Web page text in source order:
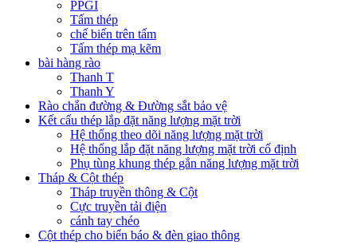
PPGI
Tấm thép
chế biến trên tấm
Tấm thép mạ kẽm
bài hàng rào
Thanh T
Thanh Y
Rào chắn đường & Đường sắt bảo vệ
Kết cấu thép lắp đặt năng lượng mặt trời
Hệ thống theo dõi năng lượng mặt trời
Hệ thống lắp đặt năng lượng mặt trời cố định
Phụ tùng khung thép gắn năng lượng mặt trời
Tháp & Cột thép
Tháp truyền thông & Cột
Cực truyền tải điện
cánh tay chéo
Cột thép cho biển báo & đèn giao thông